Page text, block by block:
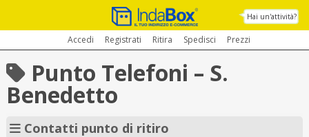
Hai un'attività?
Accedi Registrati Ritira Spedisci Prezzi
Punto Telefoni – S.
Benedetto
Contatti punto di ritiro